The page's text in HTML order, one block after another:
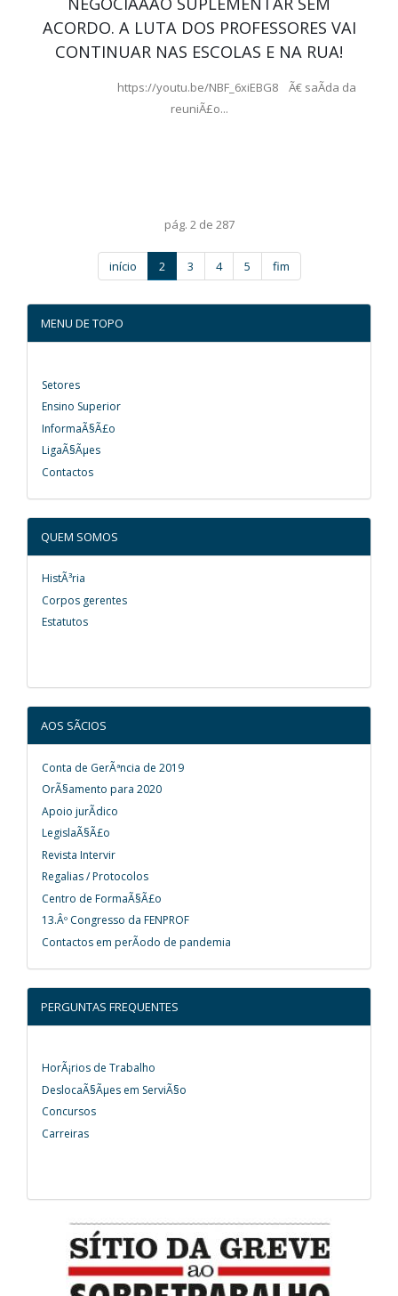
ACORDO. A LUTA DOS PROFESSORES VAI
CONTINUAR NAS ESCOLAS E NA RUA!
https://youtu.be/NBF_6xiEBG8 Ã€ saÃ­da da
reuniÃ£o...
pág. 2 de 287
início 2 3 4 5 fim
MENU DE TOPO
Setores
Ensino Superior
InformaÃ§Ã£o
LigaÃ§Ãµes
Contactos
QUEM SOMOS
HistÃ³ria
Corpos gerentes
Estatutos
AOS SÃCIOS
Conta de GerÃªncia de 2019
OrÃ§amento para 2020
Apoio jurÃ­dico
LegislaÃ§Ã£o
Revista Intervir
Regalias / Protocolos
Centro de FormaÃ§Ã£o
13.Âº Congresso da FENPROF
Contactos em perÃ­odo de pandemia
PERGUNTAS FREQUENTES
HorÃ¡rios de Trabalho
DeslocaÃ§Ãµes em ServiÃ§o
Concursos
Carreiras